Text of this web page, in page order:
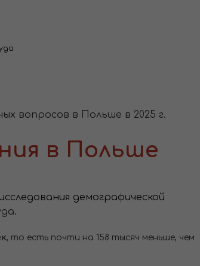
вопросов в Польше в 2025 г.
в Польше
демографической
, то есть почти на 158 тысяч меньше, чем